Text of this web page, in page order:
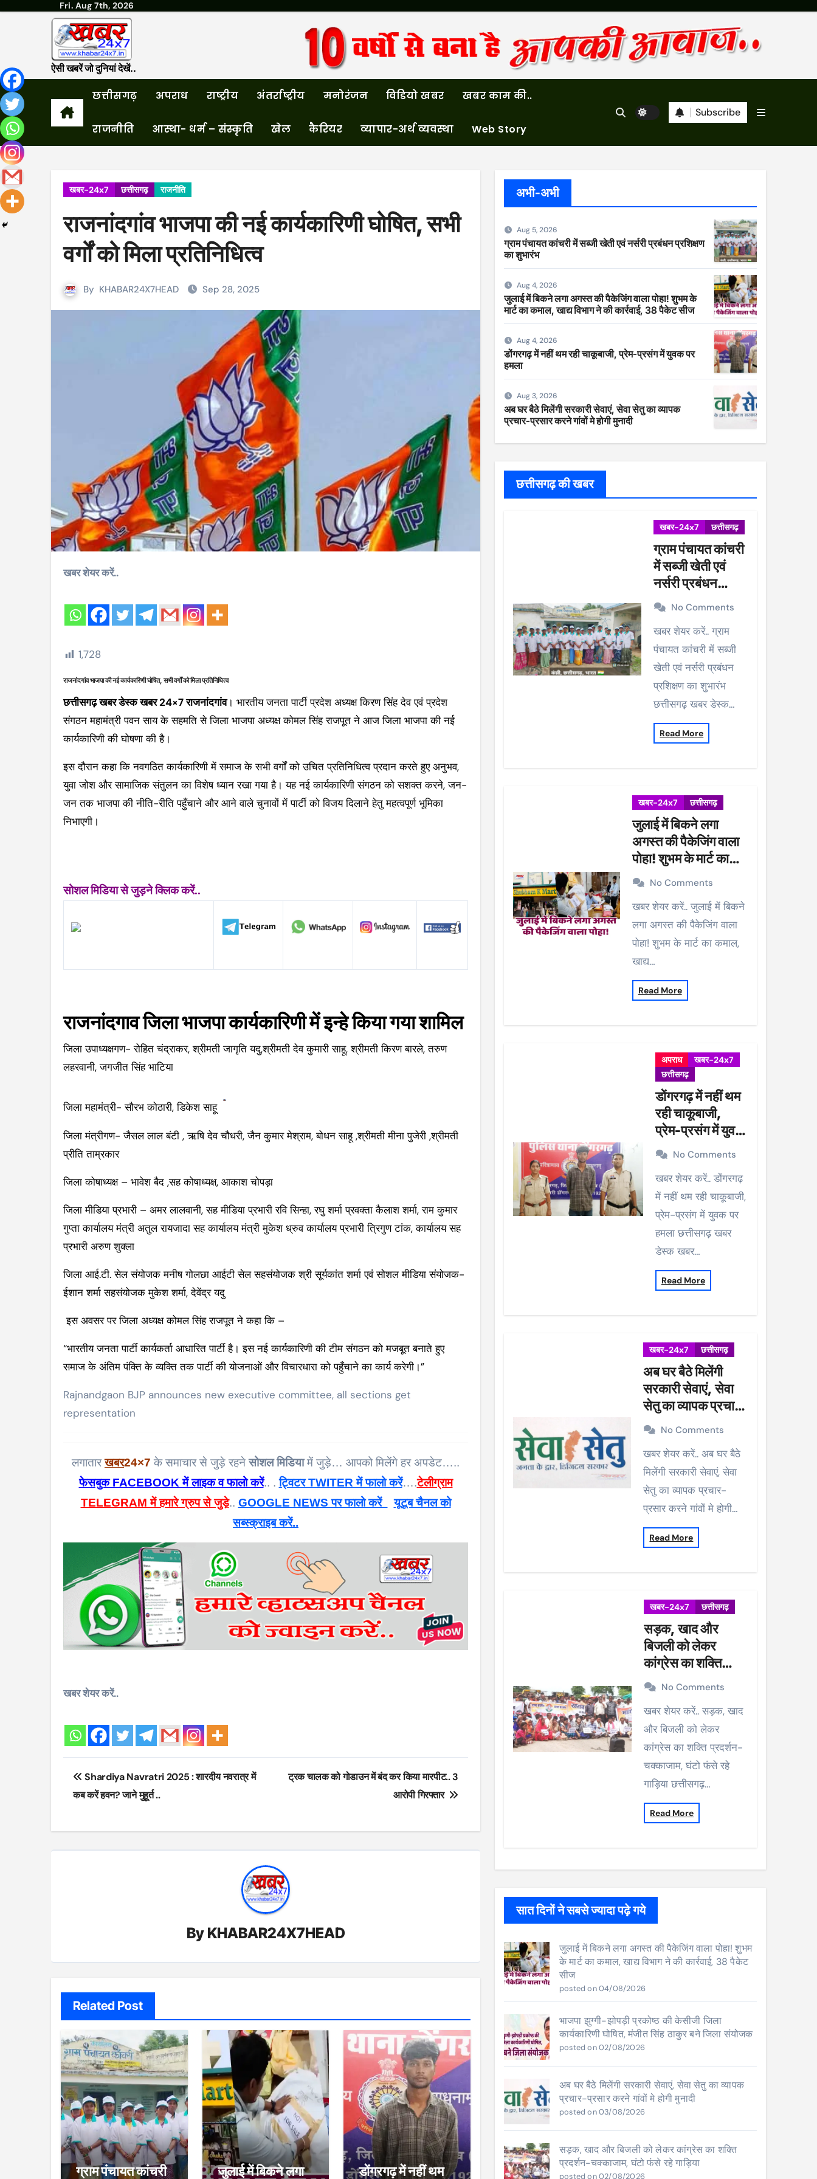
Fri. Aug 7th, 2026
ऐसी खबरें जो दुनियां देखें..
छत्तीसगढ़ अपराध राष्ट्रीय अंतर्राष्ट्रीय मनोरंजन विडियो खबर खबर काम की..
राजनीति आस्था- धर्म – संस्कृति खेल कैरियर व्यापार-अर्थ व्यवस्था Web Story
Subscribe
खबर-24x7 छत्तीसगढ़ राजनीति
राजनांदगांव भाजपा की नई कार्यकारिणी घोषित, सभी
वर्गों को मिला प्रतिनिधित्व
By KHABAR24X7HEAD Sep 28, 2025
खबर शेयर करें..
1,728
राजनांदगांव भाजपा की नई कार्यकारिणी घोषित, सभी वर्गों को मिला प्रतिनिधित्व
छत्तीसगढ़ खबर डेस्क खबर 24×7 राजनांदगांव। भारतीय जनता पार्टी प्रदेश अध्यक्ष किरण सिंह देव एवं प्रदेश
संगठन महामंत्री पवन साय के सहमति से जिला भाजपा अध्यक्ष कोमल सिंह राजपूत ने आज जिला भाजपा की नई
कार्यकारिणी की घोषणा की है।
इस दौरान कहा कि नवगठित कार्यकारिणी में समाज के सभी वर्गों को उचित प्रतिनिधित्व प्रदान करते हुए अनुभव,
युवा जोश और सामाजिक संतुलन का विशेष ध्यान रखा गया है। यह नई कार्यकारिणी संगठन को सशक्त करने, जन-
जन तक भाजपा की नीति-रीति पहुँचाने और आने वाले चुनावों में पार्टी को विजय दिलाने हेतु महत्वपूर्ण भूमिका
निभाएगी।
सोशल मिडिया से जुड़ने क्लिक करें..
राजनांदगाव जिला भाजपा कार्यकारिणी में इन्हे किया गया शामिल
जिला उपाध्यक्षगण- रोहित चंद्राकर, श्रीमती जागृति यदु,श्रीमती देव कुमारी साहू, श्रीमती किरण बारले, तरुण
लहरवानी, जगजीत सिंह भाटिया
जिला महामंत्री- सौरभ कोठारी, डिकेश साहू
जिला मंत्रीगण- जैसल लाल बंटी , ऋषि देव चौधरी, जैन कुमार मेश्राम, बोधन साहू ,श्रीमती मीना पुजेरी ,श्रीमती
प्रीति ताम्रकार
जिला कोषाध्यक्ष – भावेश बैद ,सह कोषाध्यक्ष, आकाश चोपड़ा
जिला मीडिया प्रभारी – अमर लालवानी, सह मीडिया प्रभारी रवि सिन्हा, रघु शर्मा प्रवक्ता कैलाश शर्मा, राम कुमार
गुप्ता कार्यालय मंत्री अतुल रायजादा सह कार्यालय मंत्री मुकेश ध्रुव कार्यालय प्रभारी त्रिगुण टांक, कार्यालय सह
प्रभारी अरुण शुक्ला
जिला आई.टी. सेल संयोजक मनीष गोलछा आईटी सेल सहसंयोजक श्री सूर्यकांत शर्मा एवं सोशल मीडिया संयोजक-
ईशान शर्मा सहसंयोजक मुकेश शर्मा, देवेंद्र यदु
इस अवसर पर जिला अध्यक्ष कोमल सिंह राजपूत ने कहा कि –
“भारतीय जनता पार्टी कार्यकर्ता आधारित पार्टी है। इस नई कार्यकारिणी की टीम संगठन को मजबूत बनाते हुए
समाज के अंतिम पंक्ति के व्यक्ति तक पार्टी की योजनाओं और विचारधारा को पहुँचाने का कार्य करेगी।”
Rajnandgaon BJP announces new executive committee, all sections get
representation
लगातारखबर24×7 के समाचार से जुड़े रहनेसोशल मिडियामें जुड़े… आपको मिलेंगे हर अपडेट…..
फेसबुक FACEBOOK में लाइक व फालो करें.. .ट्विटर TWITER में फालो करें….टेलीग्राम
TELEGRAM में हमारे ग्रुप से जुड़े.. GOOGLE NEWS पर फालो करें
यूटूब चैनल को
सब्स्क्राइब करें..
खबर शेयर करें..
Post
navigation
Shardiya Navratri 2025 : शारदीय नवरात्र में
कब करें हवन? जाने मुहूर्त ..
ट्रक चालक को गोडाउन में बंद कर किया मारपीट.. 3
आरोपी गिरफ्तार
By KHABAR24X7HEAD
Related Post
ग्राम पंचायत कांचरी
जुलाई में बिकने लगा
डोंगरगढ़ में नहीं थम
अभी-अभी
Aug 5, 2026
ग्राम पंचायत कांचरी में सब्जी खेती एवं नर्सरी प्रबंधन प्रशिक्षण
का शुभारंभ
Aug 4, 2026
जुलाई में बिकने लगा अगस्त की पैकेजिंग वाला पोहा! शुभम के
मार्ट का कमाल, खाद्य विभाग ने की कार्रवाई, 38 पैकेट सीज
Aug 4, 2026
डोंगरगढ़ में नहीं थम रही चाकूबाजी, प्रेम-प्रसंग में युवक पर
हमला
Aug 3, 2026
अब घर बैठे मिलेंगी सरकारी सेवाएं, सेवा सेतु का व्यापक
प्रचार-प्रसार करने गांवों मे होगी मुनादी
छत्तीसगढ़ की खबर
खबर-24x7 छत्तीसगढ़
ग्राम पंचायत कांचरी
में सब्जी खेती एवं
नर्सरी प्रबंधन
प्रशिक्षण का शुभारंभ
No Comments
खबर शेयर करें.. ग्राम
पंचायत कांचरी में सब्जी
खेती एवं नर्सरी प्रबंधन
प्रशिक्षण का शुभारंभ
छत्तीसगढ़ खबर डेस्क…
Read More
खबर-24x7 छत्तीसगढ़
जुलाई में बिकने लगा
अगस्त की पैकेजिंग वाला
पोहा! शुभम के मार्ट का
कमाल, खाद्य विभाग ने की
कार्रवाई, 38 पैकेट सीज
No Comments
खबर शेयर करें.. जुलाई में बिकने
लगा अगस्त की पैकेजिंग वाला
पोहा! शुभम के मार्ट का कमाल,
खाद्य…
Read More
अपराध
खबर-24x7
छत्तीसगढ़
डोंगरगढ़ में नहीं थम
रही चाकूबाजी,
प्रेम-प्रसंग में युवक
पर हमलाNo Comments
खबर शेयर करें.. डोंगरगढ़
में नहीं थम रही चाकूबाजी,
प्रेम-प्रसंग में युवक पर
हमला छत्तीसगढ़ खबर
डेस्क खबर…
Read More
खबर-24x7 छत्तीसगढ़
अब घर बैठे मिलेंगी
सरकारी सेवाएं, सेवा
सेतु का व्यापक प्रचार-
प्रसार करने गांवों मे
होगी मुनादी
No Comments
खबर शेयर करें.. अब घर बैठे
मिलेंगी सरकारी सेवाएं, सेवा
सेतु का व्यापक प्रचार-
प्रसार करने गांवों मे होगी…
Read More
खबर-24x7 छत्तीसगढ़
सड़क, खाद और
बिजली को लेकर
कांग्रेस का शक्ति
प्रदर्शन-चक्काजाम,
घंटो फंसे रहे गाड़िया
No Comments
खबर शेयर करें.. सड़क, खाद
और बिजली को लेकर
कांग्रेस का शक्ति प्रदर्शन-
चक्काजाम, घंटो फंसे रहे
गाड़िया छत्तीसगढ़…
Read More
सात दिनों ने सबसे ज्यादा पढ़े गये
जुलाई में बिकने लगा अगस्त की पैकेजिंग वाला पोहा! शुभम
के मार्ट का कमाल, खाद्य विभाग ने की कार्रवाई, 38 पैकेट
सीज
posted on 04/08/2026
भाजपा झुग्गी-झोपड़ी प्रकोष्ठ की केसीजी जिला
कार्यकारिणी घोषित, मंजीत सिंह ठाकुर बने जिला संयोजक
posted on 02/08/2026
अब घर बैठे मिलेंगी सरकारी सेवाएं, सेवा सेतु का व्यापक
प्रचार-प्रसार करने गांवों मे होगी मुनादी
posted on 03/08/2026
सड़क, खाद और बिजली को लेकर कांग्रेस का शक्ति
प्रदर्शन-चक्काजाम, घंटो फंसे रहे गाड़िया
posted on 02/08/2026